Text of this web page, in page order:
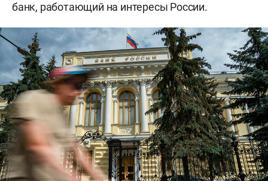
банк, работающий на интересы России.